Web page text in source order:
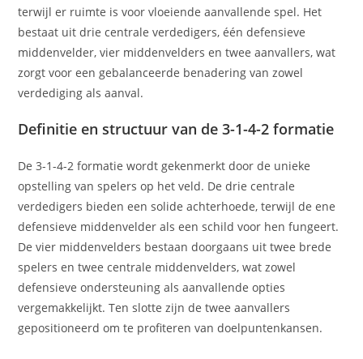
terwijl er ruimte is voor vloeiende aanvallende spel. Het
bestaat uit drie centrale verdedigers, één defensieve
middenvelder, vier middenvelders en twee aanvallers, wat
zorgt voor een gebalanceerde benadering van zowel
verdediging als aanval.
Definitie en structuur van de 3-1-4-2 formatie
De 3-1-4-2 formatie wordt gekenmerkt door de unieke
opstelling van spelers op het veld. De drie centrale
verdedigers bieden een solide achterhoede, terwijl de ene
defensieve middenvelder als een schild voor hen fungeert.
De vier middenvelders bestaan doorgaans uit twee brede
spelers en twee centrale middenvelders, wat zowel
defensieve ondersteuning als aanvallende opties
vergemakkelijkt. Ten slotte zijn de twee aanvallers
gepositioneerd om te profiteren van doelpuntenkansen.